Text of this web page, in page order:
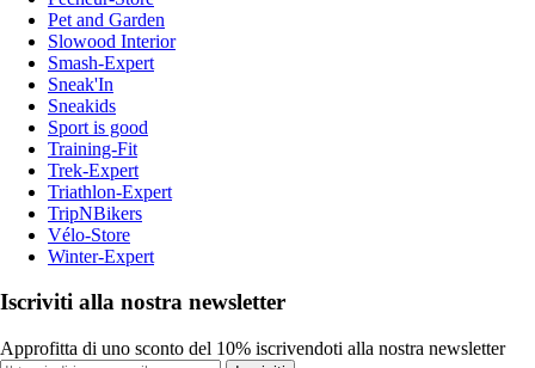
Pet and Garden
Slowood Interior
Smash-Expert
Sneak'In
Sneakids
Sport is good
Training-Fit
Trek-Expert
Triathlon-Expert
TripNBikers
Vélo-Store
Winter-Expert
Iscriviti alla nostra newsletter
Approfitta di uno sconto del 10% iscrivendoti alla nostra newsletter